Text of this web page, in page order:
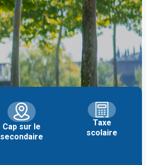
Cap sur le
secondaire
Taxe
scolaire